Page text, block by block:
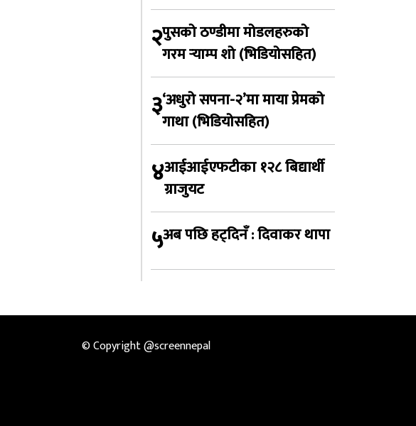
२पुसको ठण्डीमा मोडलहरुको
गरम र्‍याम्प शो (भिडियोसहित)
३‘अधुरो सपना-२’मा माया प्रेमको
गाथा (भिडियोसहित)
४आईआईएफटीका १२८ बिद्यार्थी
ग्राजुयट
५अब पछि हट्दिनँ : दिवाकर थापा
© Copyright @screennepal